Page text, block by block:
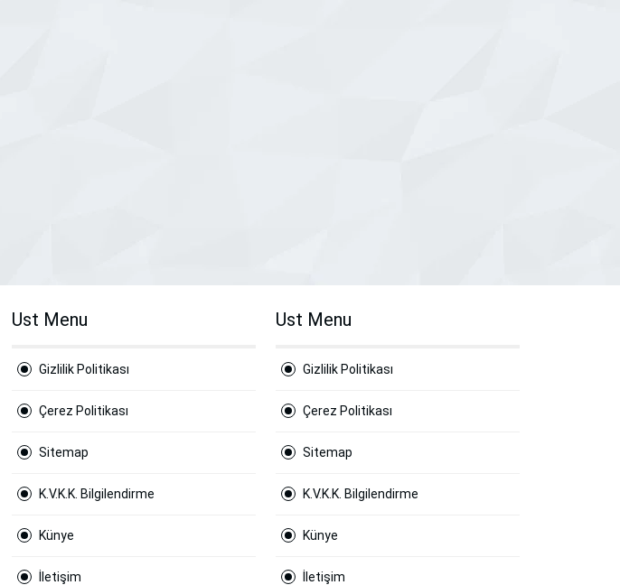
Ust Menu
Gizlilik Politikası
Çerez Politikası
Sitemap
K.V.K.K. Bilgilendirme
Künye
İletişim
Ust Menu
Gizlilik Politikası
Çerez Politikası
Sitemap
K.V.K.K. Bilgilendirme
Künye
İletişim